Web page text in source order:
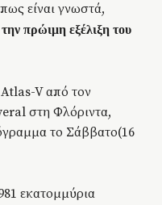
είναι γνωστά,
πρώιμη εξέλιξη του
V από τον
στη Φλόριντα,
το Σάββατο(16
εκατομμύρια